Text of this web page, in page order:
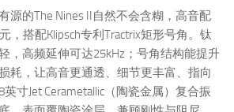
源的The Nines II自然不会含糊，高音配
，搭配Klipsch专利Tractrix矩形号角。钛
，高频延伸可达25kHz；号角结构能提升
耗，让高音更通透、细节更丰富、指向
寸Jet Cerametallic（陶瓷金属）复合振